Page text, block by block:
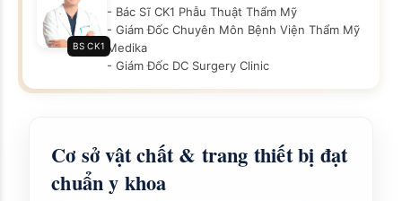
BS CK1
- Bác Sĩ CK1 Phẫu Thuật Thẩm Mỹ
- Giám Đốc Chuyên Môn Bệnh Viện Thẩm Mỹ
Medika
- Giám Đốc DC Surgery Clinic
Cơ sở vật chất & trang thiết bị đạt
chuẩn y khoa